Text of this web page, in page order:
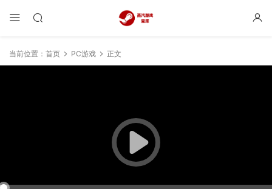
当前位置： 首页 PC游戏 正文
50% 75% 100%